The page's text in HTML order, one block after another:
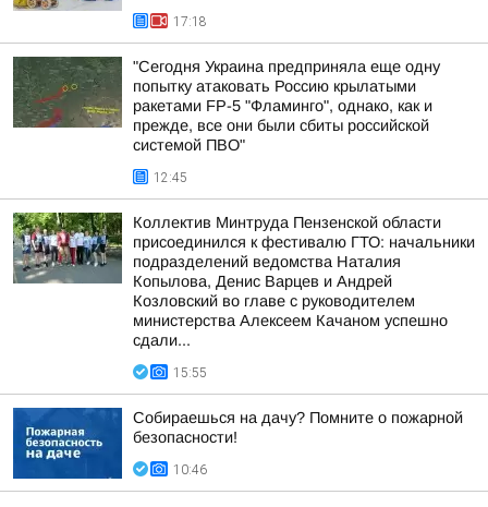
17:18
"Сегодня Украина предприняла еще одну
попытку атаковать Россию крылатыми
ракетами FP-5 "Фламинго", однако, как и
прежде, все они были сбиты российской
системой ПВО"
12:45
Коллектив Минтруда Пензенской области
присоединился к фестивалю ГТО: начальники
подразделений ведомства Наталия
Копылова, Денис Варцев и Андрей
Козловский во главе с руководителем
министерства Алексеем Качаном успешно
сдали...
15:55
Собираешься на дачу? Помните о пожарной
безопасности!
10:46